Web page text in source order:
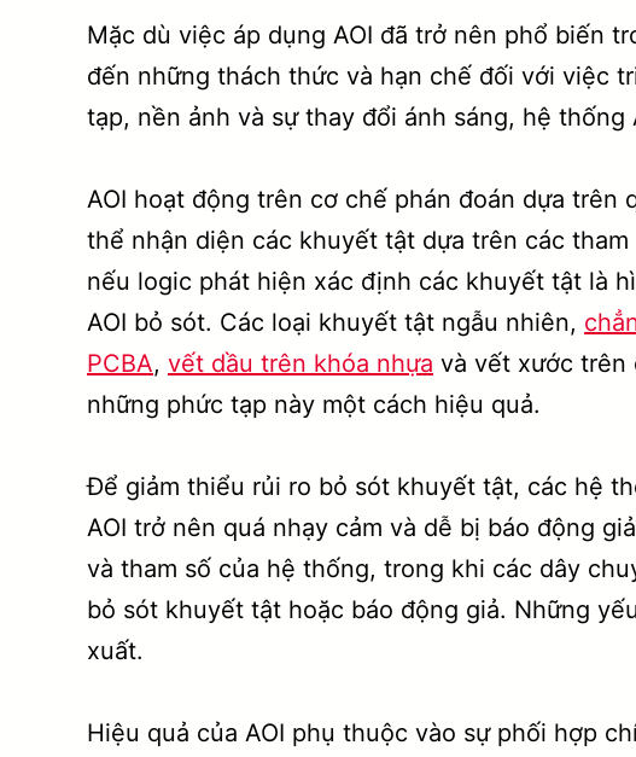
Mặc dù việc áp dụng AOI đã trở nên phổ biến
đến những thách thức và hạn chế đối với việc
tạp, nền ảnh và sự thay đổi ánh sáng, hệ
AOI hoạt động trên cơ chế phán đoán dựa
thể nhận diện các khuyết tật dựa trên các
nếu logic phát hiện xác định các khuyết tật là
AOI bỏ sót. Các loại khuyết tật ngẫu nhiên,
PCBA, vết dầu trên khóa nhựa và vết xước trên
những phức tạp này một cách hiệu quả.
Để giảm thiểu rủi ro bỏ sót khuyết tật, các hệ
AOI trở nên quá nhạy cảm và dễ bị báo động
và tham số của hệ thống, trong khi các dây
bỏ sót khuyết tật hoặc báo động giả. Những
xuất.
Hiệu quả của AOI phụ thuộc vào sự phối hợp